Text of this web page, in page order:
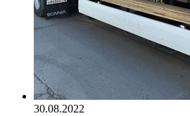
30.08.2022